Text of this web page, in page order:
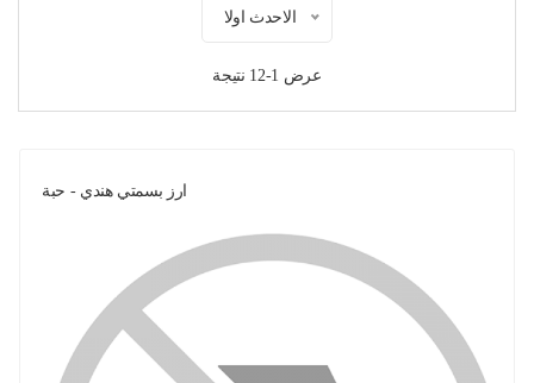
الاحدث اولا
عرض 1-12 نتيجة
ارز بسمتي هندي - حبة